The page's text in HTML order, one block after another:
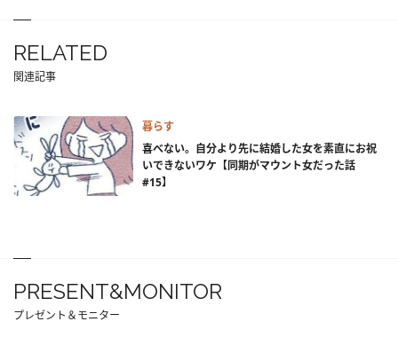
RELATED
関連記事
暮らす
喜べない。自分より先に結婚した女を素直にお祝
いできないワケ【同期がマウント女だった話
#15】
PRESENT&MONITOR
プレゼント＆モニター